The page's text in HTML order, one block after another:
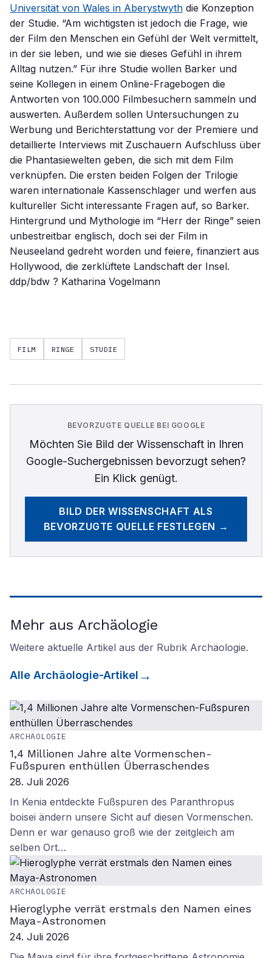
Universität von Wales in Aberystwyth die Konzeption
der Studie. “Am wichtigsten ist jedoch die Frage, wie
der Film den Menschen ein Gefühl der Welt vermittelt,
in der sie leben, und wie sie dieses Gefühl in ihrem
Alltag nutzen.” Für ihre Studie wollen Barker und
seine Kollegen in einem Online-Fragebogen die
Antworten von 100.000 Filmbesuchern sammeln und
auswerten. Außerdem sollen Untersuchungen zu
Werbung und Berichterstattung vor der Premiere und
detaillierte Interviews mit Zuschauern Aufschluss über
die Phantasiewelten geben, die sich mit dem Film
verknüpfen. Die ersten beiden Folgen der Trilogie
waren internationale Kassenschlager und werfen aus
kultureller Sicht interessante Fragen auf, so Barker.
Hintergrund und Mythologie im “Herr der Ringe” seien
unbestreitbar englisch, doch sei der Film in
Neuseeland gedreht worden und feiere, finanziert aus
Hollywood, die zerklüftete Landschaft der Insel.
ddp/bdw ? Katharina Vogelmann
FILM RINGE STUDIE
BEVORZUGTE QUELLE BEI GOOGLE
Möchten Sie Bild der Wissenschaftin Ihren
Google-Suchergebnissen bevorzugt sehen?
Ein Klick genügt.
BILD DER WISSENSCHAFT ALS
BEVORZUGTE QUELLE FESTLEGEN →
Mehr aus Archäologie
Weitere aktuelle Artikel aus der Rubrik Archäologie.
Alle Archäologie-Artikel
ARCHÄOLOGIE
1,4 Millionen Jahre alte Vormenschen-
Fußspuren enthüllen Überraschendes
28. Juli 2026
In Kenia entdeckte Fußspuren des Paranthropus
boisei ändern unsere Sicht auf diesen Vormenschen.
Denn er war genauso groß wie der zeitgleich am
selben Ort…
ARCHÄOLOGIE
Hieroglyphe verrät erstmals den Namen eines
Maya-Astronomen
24. Juli 2026